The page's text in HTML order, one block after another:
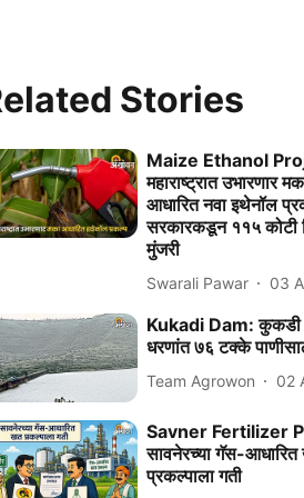
Stories
Maize Ethanol
महाराष्ट्रात उभारणार
आधारित नवा इथेनॉल
सरकारकडून ११५ कोटी
मुंजरी
Swarali Pawar 03
Kukadi Dam: कुकडी
धरणांत ७६ टक्के
Team Agrowon 02
Savner Fertilizer
सावनेरच्या गॅस-
प्रकल्पाला गती